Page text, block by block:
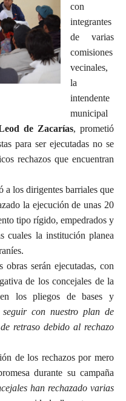
con
integrantes
de varias
comisiones
vecinales,
la
intendente
municipal
de Zacarías, prometió
para ser ejecutadas no se
rechazos que encuentran
los dirigentes barriales que
la ejecución de unas 20
tipo rígido, empedrados y
cuales la institución planea
serán ejecutadas, con
de los concejales de la
los pliegos de bases y
seguir con nuestro plan de
retraso debido al rechazo
de los rechazos por mero
durante su campaña
han rechazado varias